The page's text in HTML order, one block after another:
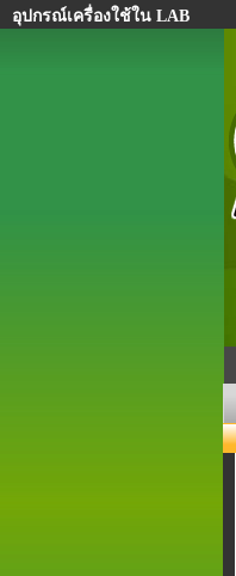
อุปกรณ์เครื่องใช้ใน LAB